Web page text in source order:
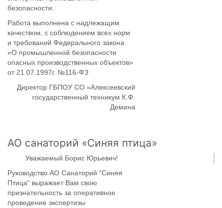
безопасности.
Работа выполнена с надлежащим
качеством, с соблюдением всех норм
и требований Федерального закона
«О промышленной безопасности
опасных производственных объектов»
от 21.07.1997г. №116-ФЗ
Директор ГБПОУ СО «Алексеевский
государственный техникум К.Ф.
Демина
АО санаторий «Синяя птица»
Уважаемый Борис Юрьевич!
Руководство АО Санаторий ”Синяя
Птица“ выражает Вам свою
признательность за оперативное
проведение экспертизы